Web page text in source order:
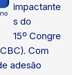
impactante
s do
15º Congre
Com
adesão